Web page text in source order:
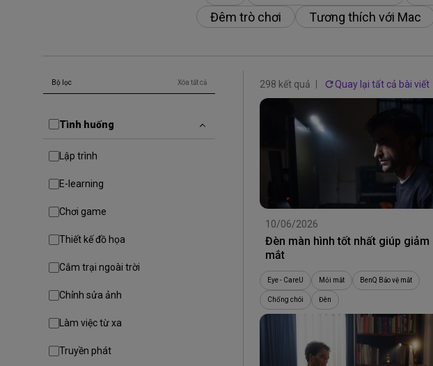
Có độ trễ đầu
Loa tích hợp kênh 2.1
Đêm trò chơi
Tương thích với Mac
Bộ lọc Xóa tất cả
Tình huống
Lập trình
E-learning
Chơi game
Thiết kế đồ họa
Cắm trại ngoài trời
Chỉnh sửa ảnh
Làm việc từ xa
Truyền phát
298 kết quả Quay lại tất cả bài viết
10/06/2026
Đèn màn hình tốt nhất giúp giảm
mắt
Eye - CareU Mỏi mắt BenQ Bảo vệ mắt
Chống chói Đèn